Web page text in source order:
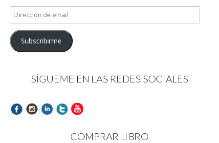
Dirección
de
email
Subscribirme
SÍGUEME EN LAS REDES SOCIALES
COMPRAR LIBRO